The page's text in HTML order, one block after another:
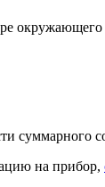
на прибор,